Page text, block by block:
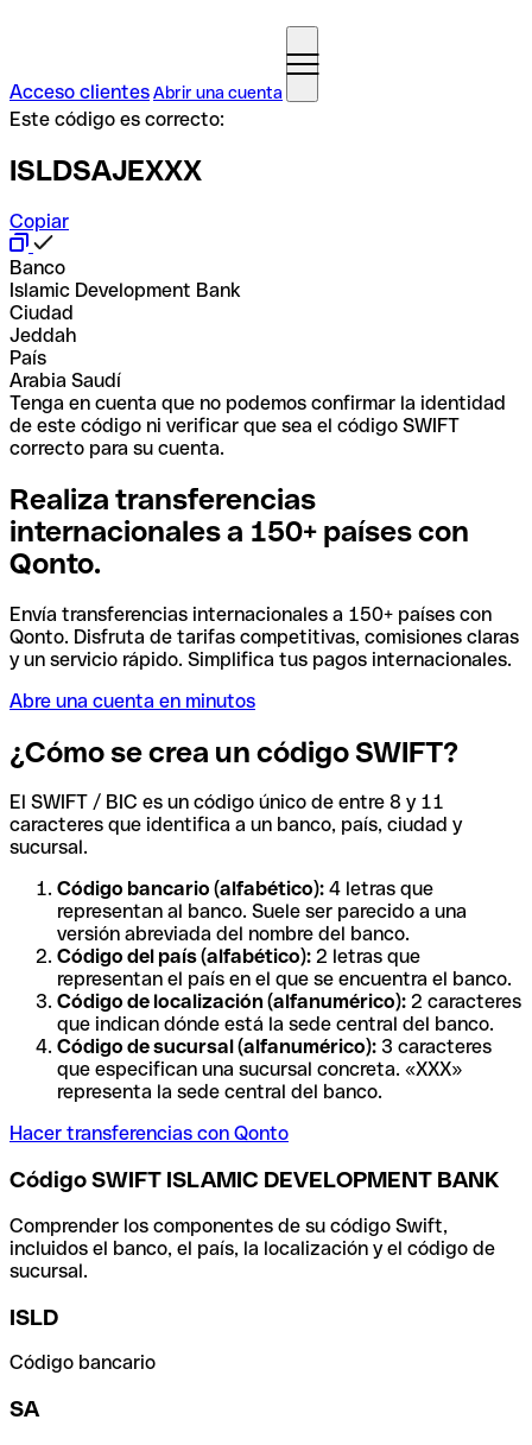
Acceso clientesAbrir una cuenta
Este código es correcto:
ISLDSAJEXXX
Copiar
Banco
Islamic Development Bank
Ciudad
Jeddah
País
Arabia Saudí
Tenga en cuenta que no podemos confirmar la identidad
de este código ni verificar que sea el código SWIFT
correcto para su cuenta.
Realiza transferencias
internacionales a 150+ países con
Qonto.
Envía transferencias internacionales a 150+ países con
Qonto. Disfruta de tarifas competitivas, comisiones claras
y un servicio rápido. Simplifica tus pagos internacionales.
Abre una cuenta en minutos
¿Cómo se crea un código SWIFT?
El SWIFT / BIC es un código único de entre 8 y 11
caracteres que identifica a un banco, país, ciudad y
sucursal.
Código bancario (alfabético): 4 letras que
representan al banco. Suele ser parecido a una
versión abreviada del nombre del banco.
Código del país (alfabético): 2 letras que
representan el país en el que se encuentra el banco.
Código de localización (alfanumérico): 2 caracteres
que indican dónde está la sede central del banco.
Código de sucursal (alfanumérico): 3 caracteres
que especifican una sucursal concreta. «XXX»
representa la sede central del banco.
Hacer transferencias con Qonto
Código SWIFT ISLAMIC DEVELOPMENT BANK
Comprender los componentes de su código Swift,
incluidos el banco, el país, la localización y el código de
sucursal.
ISLD
Código bancario
SA